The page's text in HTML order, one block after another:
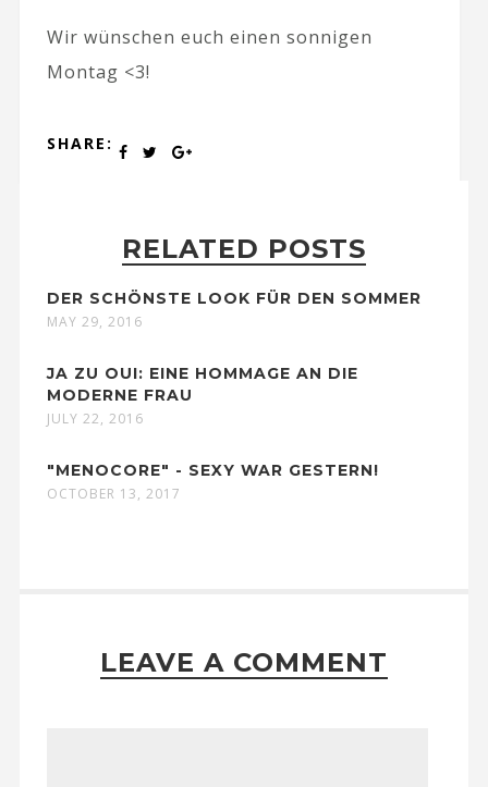
Wir wünschen euch einen sonnigen
Montag <3!
SHARE:
RELATED POSTS
DER SCHÖNSTE LOOK FÜR DEN SOMMER
MAY 29, 2016
JA ZU OUI: EINE HOMMAGE AN DIE
MODERNE FRAU
JULY 22, 2016
"MENOCORE" - SEXY WAR GESTERN!
OCTOBER 13, 2017
LEAVE A COMMENT